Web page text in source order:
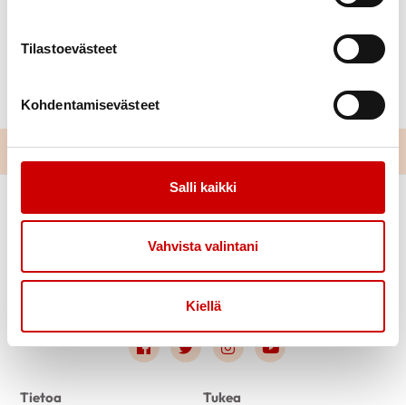
Tilastoevästeet
Kohdentamisevästeet
Salli kaikki
Vahvista valintani
Kiellä
Valoisaa mieltä ja mukavaa kevättä ja kesänalkua
kaikille sydän-ystäville.
Link to facebook
Link to twitter
Link to instagram
Link to youtube
Tietoa Tukea